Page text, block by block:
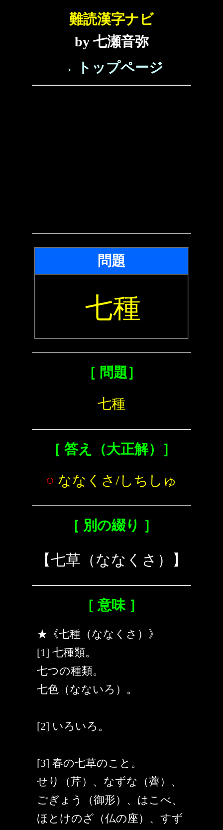
難読漢字ナビ
by 七瀬音弥
→ トップページ
問題
七種
［ 問題］
七種
［ 答え（大正解）］
○ ななくさ/しちしゅ
［ 別の綴り ］
【七草（ななくさ）】
［ 意味 ］
★《七種（ななくさ）》
[1] 七種類。
七つの種類。
七色（なないろ）。
[2] いろいろ。
[3] 春の七草のこと。
せり（芹）、なずな（薺）、
ごぎょう（御形）、はこべ、
ほとけのざ（仏の座）、すず